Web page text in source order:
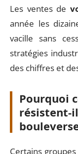
Les ventes de
année les
vacille sans
stratégies
des chiffres et
Pourquoi
résistent-
Certains